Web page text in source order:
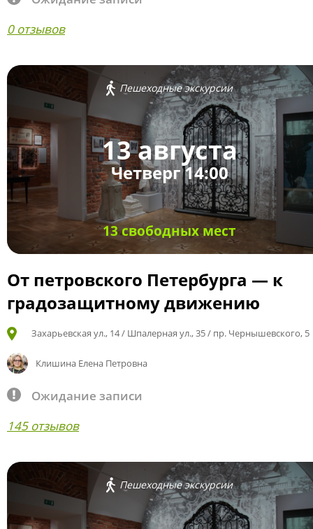
0 отзывов
Пешеходные экскурсии
13 августа
Четверг 14:00
13 свободных мест
От петровского Петербурга — к
градозащитному движению
Захарьевская ул., 14 / Шпалерная ул., 35 / пр. Чернышевского, 5
Клишина Елена Петровна
Ожидание записи
145 отзывов
Пешеходные экскурсии